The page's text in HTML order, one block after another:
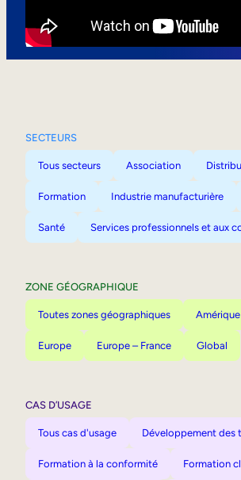
SECTEURS
Tous secteurs Association
Formation Industrie manufacturière
Santé Services professionnels et aux
ZONE GÉOGRAPHIQUE
Toutes zones géographiques
Europe Europe – France Global
CAS D’USAGE
Tous cas d'usage Développement des
Formation à la conformité Formation